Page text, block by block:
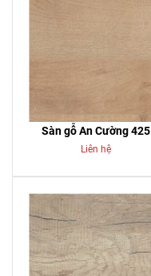
Sàn gỗ An Cường 425
Liên hệ